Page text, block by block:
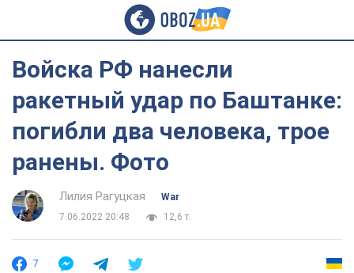
Войска РФ нанесли
ракетный удар по Баштанке:
погибли два человека, трое
ранены. Фото
Лилия Рагуцкая
War
7.06.2022 20:48
12,6 т.
7